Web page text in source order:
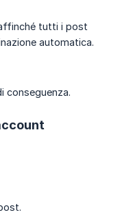
tutti i post
automatica.
conseguenza.